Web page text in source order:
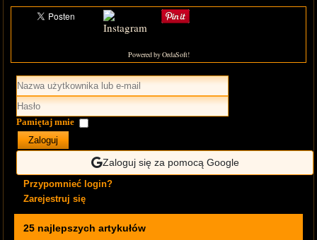
Powered by OrdaSoft!
Pamiętaj mnie
Zaloguj
Zaloguj się za pomocą Google
Przypomnieć login?
Zarejestruj się
25 najlepszych artykułów